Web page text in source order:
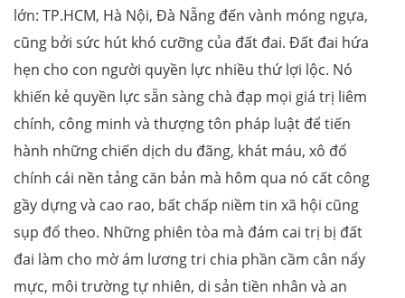
lớn: TP.HCM, Hà Nội, Đà Nẵng đến vành móng ngựa,
cũng bởi sức hút khó cưỡng của đất đai. Đất đai hứa
hẹn cho con người quyền lực nhiều thứ lợi lộc. Nó
khiến kẻ quyền lực sẵn sàng chà đạp mọi giá trị liêm
chính, công minh và thượng tôn pháp luật để tiến
hành những chiến dịch du đãng, khát máu, xô đổ
chính cái nền tảng căn bản mà hôm qua nó cất công
gầy dựng và cao rao, bất chấp niềm tin xã hội cũng
sụp đổ theo. Những phiên tòa mà đám cai trị bị đất
đai làm cho mờ ám lương tri chia phần cầm cân nẩy
mực, môi trường tự nhiên, di sản tiền nhân và an